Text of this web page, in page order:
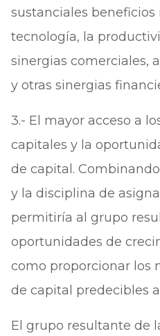
sustanciales
tecnología, la
sinergias comerciales,
y otras sinergias
3.- El mayor acceso a
capitales y la
de capital.
y la disciplina de
permitiría al grupo
oportunidades de
como proporcionar los
de capital predecibles
El grupo resultante de